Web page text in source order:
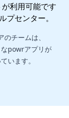
利用可能です
プセンター。
チームは、
powrアプリが
います。